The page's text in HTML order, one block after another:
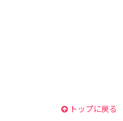
トップに戻る